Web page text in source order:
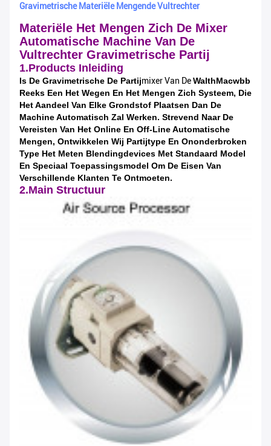
Gravimetrische Materiële Mengende Vultrechter
Materiële Het Mengen Zich De Mixer
Automatische Machine Van De
Vultrechter Gravimetrische Partij
1.Products Inleiding
Is De Gravimetrische De PartijMixer Van DeWalthMacwbb
Reeks Een Het Wegen En Het Mengen Zich Systeem, Die
Het Aandeel Van Elke Grondstof Plaatsen Dan De
Machine Automatisch Zal Werken. Strevend Naar De
Vereisten Van Het Online En Off-Line Automatische
Mengen, Ontwikkelen Wij Partijtype En Ononderbroken
Type Het Meten Blendingdevices Met Standaard Model
En Speciaal Toepassingsmodel Om De Eisen Van
Verschillende Klanten Te Ontmoeten.
2.Main Structuur